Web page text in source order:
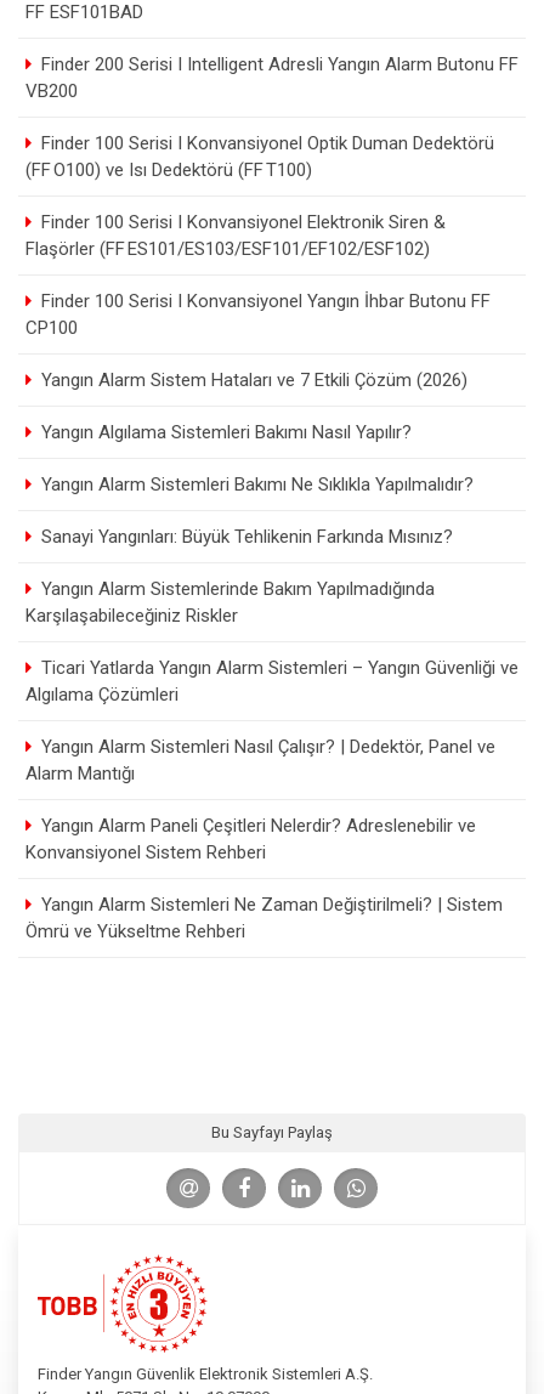
FF ESF101BAD
Finder 200 Serisi I Intelligent Adresli Yangın Alarm Butonu FF
VB200
Finder 100 Serisi I Konvansiyonel Optik Duman Dedektörü
(FF O100) ve Isı Dedektörü (FF T100)
Finder 100 Serisi I Konvansiyonel Elektronik Siren &
Flaşörler (FF ES101/ES103/ESF101/EF102/ESF102)
Finder 100 Serisi I Konvansiyonel Yangın İhbar Butonu FF
CP100
Yangın Alarm Sistem Hataları ve 7 Etkili Çözüm (2026)
Yangın Algılama Sistemleri Bakımı Nasıl Yapılır?
Yangın Alarm Sistemleri Bakımı Ne Sıklıkla Yapılmalıdır?
Sanayi Yangınları: Büyük Tehlikenin Farkında Mısınız?
Yangın Alarm Sistemlerinde Bakım Yapılmadığında
Karşılaşabileceğiniz Riskler
Ticari Yatlarda Yangın Alarm Sistemleri – Yangın Güvenliği ve
Algılama Çözümleri
Yangın Alarm Sistemleri Nasıl Çalışır? | Dedektör, Panel ve
Alarm Mantığı
Yangın Alarm Paneli Çeşitleri Nelerdir? Adreslenebilir ve
Konvansiyonel Sistem Rehberi
Yangın Alarm Sistemleri Ne Zaman Değiştirilmeli? | Sistem
Ömrü ve Yükseltme Rehberi
Bu Sayfayı Paylaş
Finder Yangın Güvenlik Elektronik Sistemleri A.Ş.